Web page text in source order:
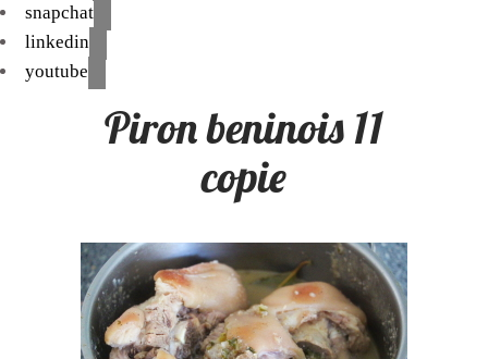
snapchat
linkedin
youtube
Piron beninois 11
copie